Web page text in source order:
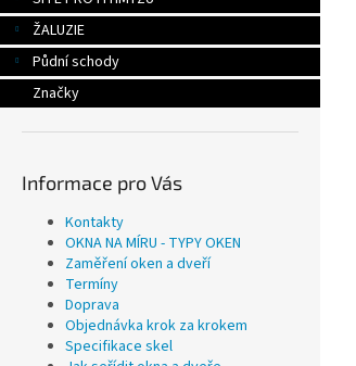
ŽALUZIE
Půdní schody
Značky
Informace pro Vás
Kontakty
OKNA NA MÍRU - TYPY OKEN
Zaměření oken a dveří
Termíny
Doprava
Objednávka krok za krokem
Specifikace skel